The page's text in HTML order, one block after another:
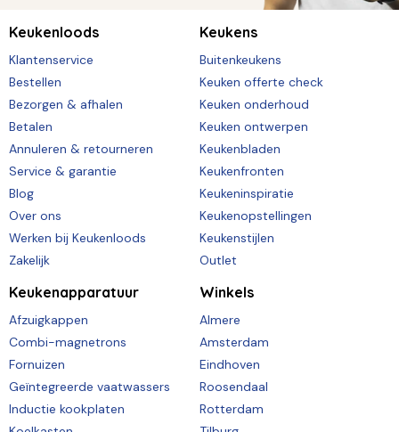
Keukenloods
Klantenservice
Bestellen
Bezorgen & afhalen
Betalen
Annuleren & retourneren
Service & garantie
Blog
Over ons
Werken bij Keukenloods
Zakelijk
Keukens
Buitenkeukens
Keuken offerte check
Keuken onderhoud
Keuken ontwerpen
Keukenbladen
Keukenfronten
Keukeninspiratie
Keukenopstellingen
Keukenstijlen
Outlet
Keukenapparatuur
Afzuigkappen
Combi-magnetrons
Fornuizen
Geïntegreerde vaatwassers
Inductie kookplaten
Winkels
Almere
Amsterdam
Eindhoven
Roosendaal
Rotterdam